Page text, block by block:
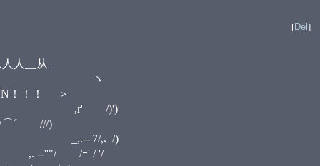
[Del ]
从
ノ ヽ
！ ＞
,r' /)')
///)
‐'7/,､ /)
/ｰ' / '/